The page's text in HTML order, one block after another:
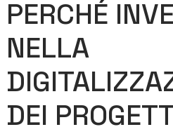
PERCHÉ
NELLA
DEI